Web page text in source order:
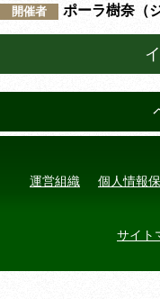
開催者
ポーラ樹奈（
運営組織 個人情報
サイト